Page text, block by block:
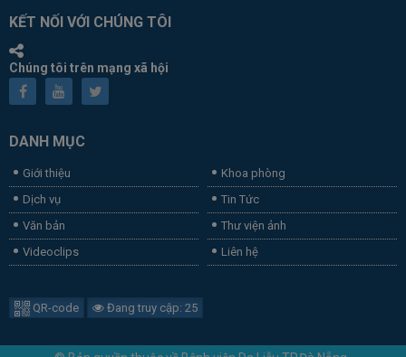
KẾT NỐI VỚI CHÚNG TÔI
Chúng tôi trên mạng xã hội
DANH MỤC
Giới thiệu
Khoa phòng
Dịch vụ
Tin Tức
Văn bản
Thư viện ảnh
Videoclips
Liên hệ
QR-code Đang truy cập: 25